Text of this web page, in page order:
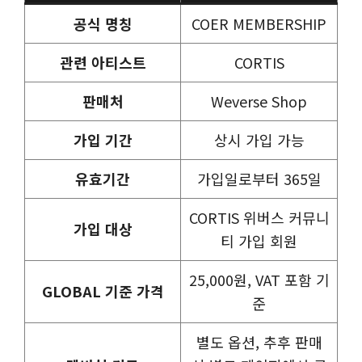
공식 명칭
COER MEMBERSHIP
관련 아티스트
CORTIS
판매처
Weverse Shop
가입 기간
상시 가입 가능
유효기간
가입일로부터 365일
가입 대상
CORTIS 위버스 커뮤니
티 가입 회원
GLOBAL 기준 가격
25,000원, VAT 포함 기
준
별도 옵션, 추후 판매